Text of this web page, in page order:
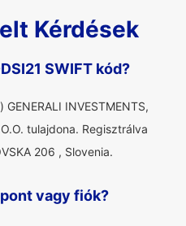
Kérdések
SWIFT kód?
INVESTMENTS,
tulajdona. Regisztrálva
206 , Slovenia.
vagy fiók?